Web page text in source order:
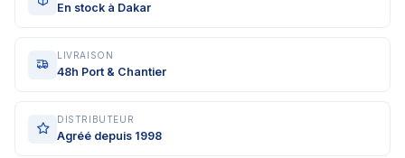
En stock à Dakar
LIVRAISON
48h Port & Chantier
DISTRIBUTEUR
Agréé depuis 1998